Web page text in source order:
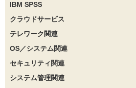
IBM SPSS
クラウドサービス
テレワーク関連
OS／システム関連
セキュリティ関連
システム管理関連